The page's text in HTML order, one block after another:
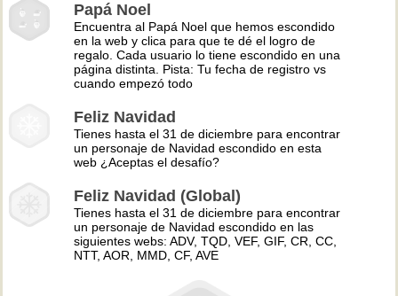
Papá Noel
Encuentra al Papá Noel que hemos escondido
en la web y clica para que te dé el logro de
regalo. Cada usuario lo tiene escondido en una
página distinta. Pista: Tu fecha de registro vs
cuando empezó todo
Feliz Navidad
Tienes hasta el 31 de diciembre para encontrar
un personaje de Navidad escondido en esta
web ¿Aceptas el desafío?
Feliz Navidad (Global)
Tienes hasta el 31 de diciembre para encontrar
un personaje de Navidad escondido en las
siguientes webs: ADV, TQD, VEF, GIF, CR, CC,
NTT, AOR, MMD, CF, AVE